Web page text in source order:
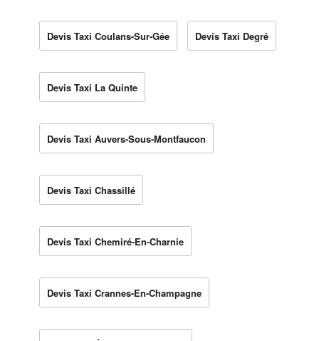
Devis Taxi Coulans-Sur-Gée Devis Taxi Degré
Devis Taxi La Quinte
Devis Taxi Auvers-Sous-Montfaucon
Devis Taxi Chassillé
Devis Taxi Chemiré-En-Charnie
Devis Taxi Crannes-En-Champagne